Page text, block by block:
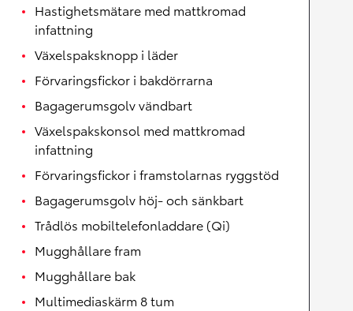
Hastighetsmätare med mattkromad
infattning
Växelspaksknopp i läder
Förvaringsfickor i bakdörrarna
Bagagerumsgolv vändbart
Växelspakskonsol med mattkromad
infattning
Förvaringsfickor i framstolarnas ryggstöd
Bagagerumsgolv höj- och sänkbart
Trådlös mobiltelefonladdare (Qi)
Mugghållare fram
Mugghållare bak
Multimediaskärm 8 tum